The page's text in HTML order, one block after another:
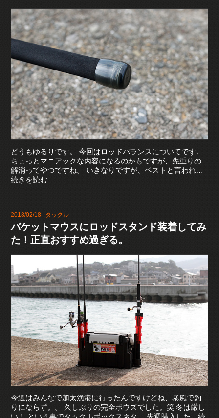
どうもゆるりです。 今回はロッドバランスについてです。
ちょっとマニアックな内容になるのかもですが、先重りの
解消ってやつですね。 いきなりですが、ベストと言われ…
続きを読む
2018/02/18 タックル
バケットマウスにロッドスタンド装着してみ
た！正直おすすめ過ぎる。
今週はみんなで加太漁港に行ったんですけどね、暴風で釣
りにならず。。 久しぶりの完全ボウズでした。笑 冬は厳し
い！ という事でタックルボックスネタ。 先週購入した…続